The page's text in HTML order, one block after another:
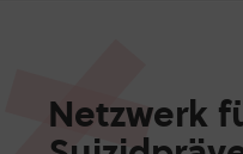
Netzwerk